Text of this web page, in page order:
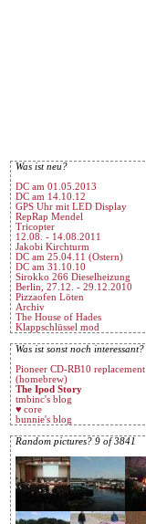
Was ist neu?
DC am 01.05.2013
DC am 14.10.12
GPS Uhr mit LED Display
RepRap Mendel
Tricopter
12.08. - 14.08.2011
Jakobi Kirchturm
DC am 25.04.11 (Ostern)
DC am 31.10.10
Sirokko 266 Dieselheizung
Berlin, 27.12. - 29.12.2010
Pizzaofen Löten
Archiv
The House of Hades
Klappschlüssel mod
Was ist sonst noch interessant?
Pioneer CD-RB10 replacement
(homebrew)
The Ipod Story
tmbinc's blog
♥ core
bunnie's blog
Random pictures? 9 of 3841